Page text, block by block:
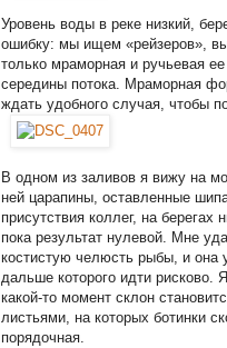
Уровень воды в реке низкий,
ошибку: мы ищем «рейзеров»,
только мраморная и ручьевая
середины потока. Мраморная
ждать удобного случая, чтобы
В одном из заливов я вижу на
ней царапины, оставленные
присутствия коллег, на
пока результат нулевой. Мне
костистую челюсть рыбы, и она
дальше которого идти рисково.
какой-то момент склон
листьями, на которых ботинки
порядочная.